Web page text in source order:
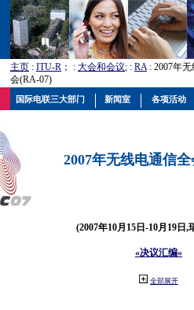
主页 : ITU-R ； : 大会和会议; : RA: 2007年
会(RA-07)
2007年无线电通信
(2007年10月15日-10月19日,
«决议汇编»
全部展开
国际电联三大部门 新闻室 各项活动